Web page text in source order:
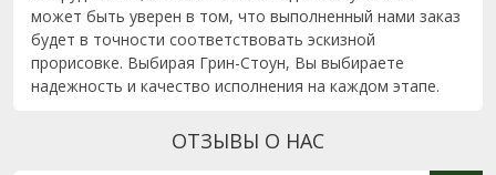
может быть уверен в том, что выполненный нами заказ
будет в точности соответствовать эскизной
прорисовке. Выбирая Грин-Стоун, Вы выбираете
надежность и качество исполнения на каждом этапе.
ОТЗЫВЫ О НАС